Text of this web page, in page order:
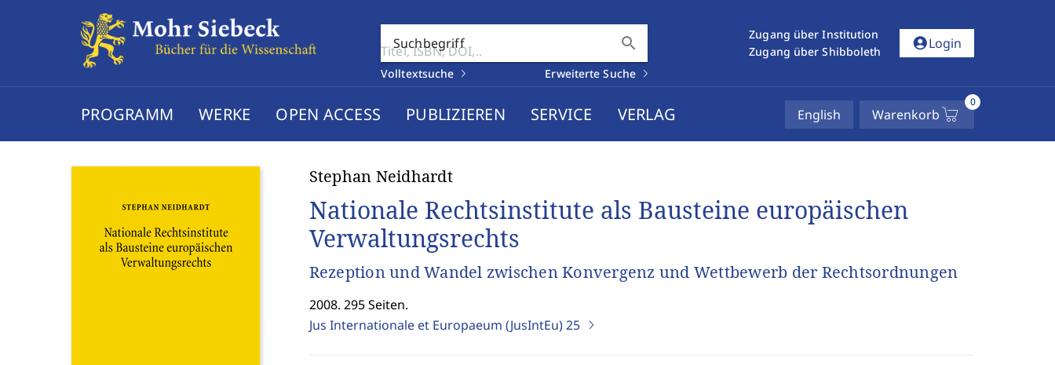
Suchbegriff search
Volltextsuche Erweiterte Suche
Zugang über Institution
Zugang über Shibboleth
account_circleLogin
PROGRAMM WERKE OPEN ACCESS PUBLIZIEREN SERVICE VERLAG English Warenkorb
0
Stephan Neidhardt
Nationale Rechtsinstitute als Bausteine europäischen
Verwaltungsrechts
Rezeption und Wandel zwischen Konvergenz und Wettbewerb der Rechtsordnungen
2008. 295 Seiten.
Jus Internationale et Europaeum (JusIntEu)25